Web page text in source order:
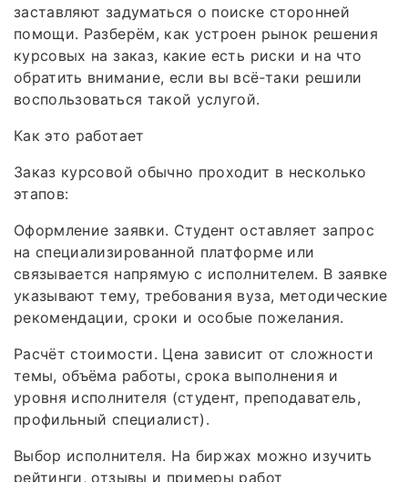
заставляют задуматься о поиске сторонней
помощи. Разберём, как устроен рынок решения
курсовых на заказ, какие есть риски и на что
обратить внимание, если вы всё‑таки решили
воспользоваться такой услугой.
Как это работает
Заказ курсовой обычно проходит в несколько
этапов:
Оформление заявки. Студент оставляет запрос
на специализированной платформе или
связывается напрямую с исполнителем. В заявке
указывают тему, требования вуза, методические
рекомендации, сроки и особые пожелания.
Расчёт стоимости. Цена зависит от сложности
темы, объёма работы, срока выполнения и
уровня исполнителя (студент, преподаватель,
профильный специалист).
Выбор исполнителя. На биржах можно изучить
рейтинги, отзывы и примеры работ